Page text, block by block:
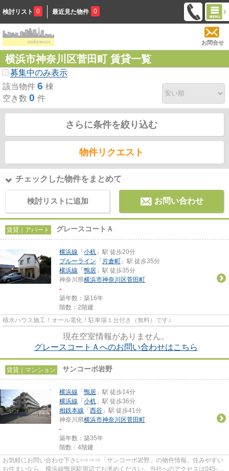
検討リスト 0 最近見た物件 0
お問合せ
横浜市神奈川区菅田町 賃貸一覧
募集中のみ表示
該当物件 6 棟
空き数 0 件
さらに条件を絞り込む
物件リクエスト
チェックした物件をまとめて
検討リストに追加 お問い合わせ
賃貸｜アパート グレースコートＡ
横浜線 「 小机 」駅 徒歩20分
ブルーライン 「 片倉町 」駅 徒歩35分
横浜線 「 鴨居 」駅 徒歩35分
神奈川県横浜市神奈川区菅田町
-
築年数：築16年
階数：2階建
積水ハウス施工！オール電化！駐車場１台付き（無料）です♪
現在空室情報がありません。
グレースコートＡへのお問い合わせはこちら
賃貸｜マンション サンコーポ岩野
横浜線 「 鴨居 」駅 徒歩14分
横浜線 「 小机 」駅 徒歩36分
相鉄本線 「 西谷 」駅 徒歩41分
神奈川県横浜市神奈川区菅田町
-
築年数：築35年
階数：4階建
お気軽にお問い合わせ下さい⇒⇒⇒「サンコーポ岩野」の物件情報。住みやすい
お住まいなら、横浜線鴨居駅周辺でお求めください。当社へのアクセスは045-